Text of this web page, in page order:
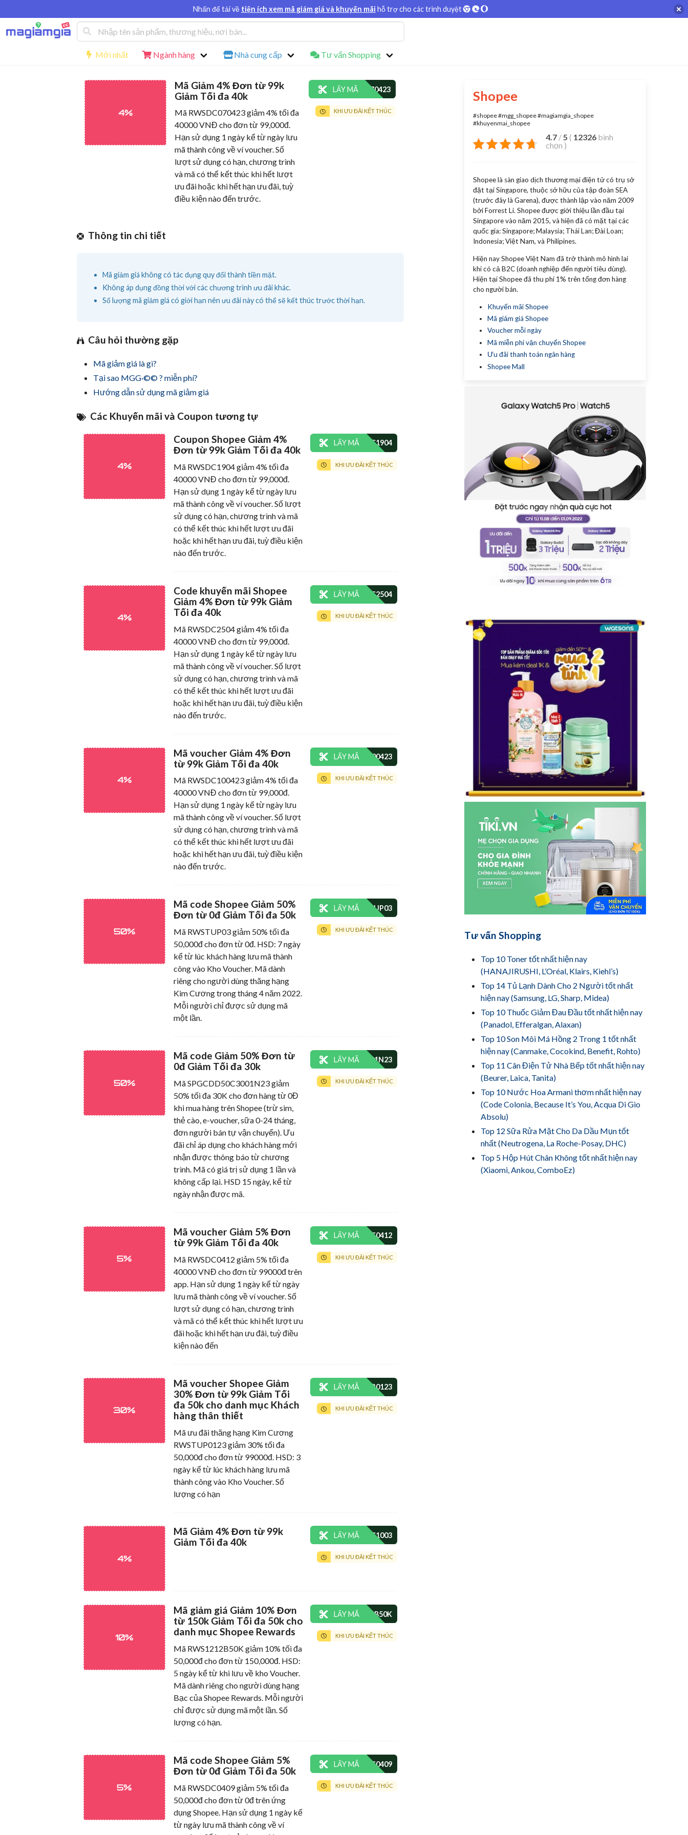
Nhấn để tải về tiện ích xem mã giám giá và khuyến mãi hỗ trợ cho các trình duyệt
Mới nhất Ngành hàng Nhà cung cấp Tư vấn Shopping
4%
Mã Giảm 4% Đơn từ 99k
Giảm Tối đa 40k
Mã RWSDC070423 giảm 4% tối đa
40000 VNĐ cho đơn từ 99,000đ.
Hạn sử dụng 1 ngày kể từ ngày lưu
mã thành công về ví voucher. Số
lượt sử dụng có hạn, chương trình
và mã có thể kết thúc khi hết lượt
ưu đãi hoặc khi hết hạn ưu đãi, tuỳ
điều kiện nào đến trước.
LẤY MÃ
KHI ƯU ĐÃI KẾT THÚC
Thông tin chi tiết
Mã giảm giá không có tác dụng quy đổi thành tiền mặt.
Không áp dụng đồng thời với các chương trình ưu đãi khác.
Số lượng mã giảm giá có giới hạn nên ưu đãi này có thể sẽ kết thúc trước thời hạn.
Câu hỏi thường gặp
Mã giảm giá là gì?
Tại sao MGG·©© ? miễn phí?
Hướng dẫn sử dụng mã giảm giá
Các Khuyến mãi và Coupon tương tự
4%
Coupon Shopee Giảm 4%
Đơn từ 99k Giảm Tối đa 40k
Mã RWSDC1904 giảm 4% tối đa
40000 VNĐ cho đơn từ 99,000đ.
Hạn sử dụng 1 ngày kể từ ngày lưu
mã thành công về ví voucher. Số lượt
sử dụng có hạn, chương trình và mã
có thể kết thúc khi hết lượt ưu đãi
hoặc khi hết hạn ưu đãi, tuỳ điều kiện
nào đến trước.
LẤY MÃ
KHI ƯU ĐÃI KẾT THÚC
4%
Code khuyến mãi Shopee
Giảm 4% Đơn từ 99k Giảm
Tối đa 40k
Mã RWSDC2504 giảm 4% tối đa
40000 VNĐ cho đơn từ 99,000đ.
Hạn sử dụng 1 ngày kể từ ngày lưu
mã thành công về ví voucher. Số lượt
sử dụng có hạn, chương trình và mã
có thể kết thúc khi hết lượt ưu đãi
hoặc khi hết hạn ưu đãi, tuỳ điều kiện
nào đến trước.
LẤY MÃ
KHI ƯU ĐÃI KẾT THÚC
4%
Mã voucher Giảm 4% Đơn
từ 99k Giảm Tối đa 40k
Mã RWSDC100423 giảm 4% tối đa
40000 VNĐ cho đơn từ 99,000đ.
Hạn sử dụng 1 ngày kể từ ngày lưu
mã thành công về ví voucher. Số lượt
sử dụng có hạn, chương trình và mã
có thể kết thúc khi hết lượt ưu đãi
hoặc khi hết hạn ưu đãi, tuỳ điều kiện
nào đến trước.
LẤY MÃ
KHI ƯU ĐÃI KẾT THÚC
50%
Mã code Shopee Giảm 50%
Đơn từ 0đ Giảm Tối đa 50k
Mã RWSTUP03 giảm 50% tối đa
50,000đ cho đơn từ 0đ. HSD: 7 ngày
kể từ lúc khách hàng lưu mã thành
công vào Kho Voucher. Mã dành
riêng cho người dùng thăng hạng
Kim Cương trong tháng 4 năm 2022.
Mỗi người chỉ được sử dụng mã
một lần.
LẤY MÃ
KHI ƯU ĐÃI KẾT THÚC
50%
Mã code Giảm 50% Đơn từ
0đ Giảm Tối đa 30k
Mã SPGCDD50C3001N23 giảm
50% tối đa 30K cho đơn hàng từ 0Đ
khi mua hàng trên Shopee (trừ sim,
thẻ cào, e-voucher, sữa 0-24 tháng,
đơn người bán tự vận chuyển). Ưu
đãi chỉ áp dụng cho khách hàng mới
nhận được thông báo từ chương
trình. Mã có giá trị sử dụng 1 lần và
không cấp lại. HSD 15 ngày, kể từ
ngày nhận được mã.
LẤY MÃ
KHI ƯU ĐÃI KẾT THÚC
5%
Mã voucher Giảm 5% Đơn
từ 99k Giảm Tối đa 40k
Mã RWSDC0412 giảm 5% tối đa
40000 VNĐ cho đơn từ 99000đ trên
app. Hạn sử dụng 1 ngày kể từ ngày
lưu mã thành công về ví voucher. Số
lượt sử dụng có hạn, chương trình
và mã có thể kết thúc khi hết lượt ưu
đãi hoặc khi hết hạn ưu đãi, tuỳ điều
kiện nào đến
LẤY MÃ
KHI ƯU ĐÃI KẾT THÚC
30%
Mã voucher Shopee Giảm
30% Đơn từ 99k Giảm Tối
đa 50k cho danh mục Khách
hàng thân thiết
Mã ưu đãi thăng hạng Kim Cương
RWSTUP0123 giảm 30% tối đa
50,000đ cho đơn từ 99000đ. HSD: 3
ngày kể từ lúc khách hàng lưu mã
thành công vào Kho Voucher. Số
lượng có hạn
LẤY MÃ
KHI ƯU ĐÃI KẾT THÚC
4%
Mã Giảm 4% Đơn từ 99k
Giảm Tối đa 40k
LẤY MÃ
KHI ƯU ĐÃI KẾT THÚC
10%
Mã giảm giá Giảm 10% Đơn
từ 150k Giảm Tối đa 50k cho
danh mục Shopee Rewards
Mã RWS1212B50K giảm 10% tối đa
50,000đ cho đơn từ 150,000đ. HSD:
5 ngày kể từ khi lưu về kho Voucher.
Mã dành riêng cho người dùng hạng
Bạc của Shopee Rewards. Mỗi người
chỉ được sử dụng mã một lần. Số
lượng có hạn.
LẤY MÃ
KHI ƯU ĐÃI KẾT THÚC
5%
Mã code Shopee Giảm 5%
Đơn từ 0đ Giảm Tối đa 50k
Mã RWSDC0409 giảm 5% tối đa
50,000đ cho đơn từ 0đ trên ứng
dụng Shopee. Hạn sử dụng 1 ngày kể
từ ngày lưu mã thành công về ví
LẤY MÃ
KHI ƯU ĐÃI KẾT THÚC
Shopee
#shopee #mgg_shopee #magiamgia_shopee
#khuyenmai_shopee
4.7 /5 ( 12326 bình
chọn )
Shopee là sàn giao dịch thương mại điện tử có trụ sở
đặt tại Singapore, thuộc sở hữu của tập đoàn SEA
(trước đây là Garena), được thành lập vào năm 2009
bởi Forrest Li. Shopee được giới thiệu lần đầu tại
Singapore vào năm 2015, và hiện đã có mặt tại các
quốc gia: Singapore; Malaysia; Thái Lan; Đài Loan;
Indonesia; Việt Nam, và Philipines.
Hiện nay Shopee Việt Nam đã trở thành mô hình lai
khi có cả B2C (doanh nghiệp đến người tiêu dùng).
Hiện tại Shopee đã thu phí 1% trên tổng đơn hàng
cho người bán.
Khuyến mãi Shopee
Mã giảm giá Shopee
Voucher mỗi ngày
Mã miễn phí vận chuyển Shopee
Ưu đãi thanh toán ngân hàng
Shopee Mall
Tư vấn Shopping
Top 10 Toner tốt nhất hiện nay
(HANAJIRUSHI, L’Oréal, Klairs, Kiehl’s)
Top 14 Tủ Lạnh Dành Cho 2 Người tốt nhất
hiện nay (Samsung, LG, Sharp, Midea)
Top 10 Thuốc Giảm Đau Đầu tốt nhất hiện nay
(Panadol, Efferalgan, Alaxan)
Top 10 Son Môi Má Hồng 2 Trong 1 tốt nhất
hiện nay (Canmake, Cocokind, Benefit, Rohto)
Top 11 Cân Điện Tử Nhà Bếp tốt nhất hiện nay
(Beurer, Laica, Tanita)
Top 10 Nước Hoa Armani thơm nhất hiện nay
(Code Colonia, Because It’s You, Acqua Di Gio
Absolu)
Top 12 Sữa Rửa Mặt Cho Da Dầu Mụn tốt
nhất (Neutrogena, La Roche-Posay, DHC)
Top 5 Hộp Hút Chân Không tốt nhất hiện nay
(Xiaomi, Ankou, ComboEz)